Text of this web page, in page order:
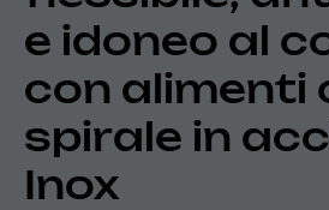
e idoneo al
con alimenti
spirale in
Inox